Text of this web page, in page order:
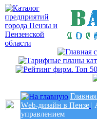
Главная
Wеb-дизайн в Пензе |
управлением